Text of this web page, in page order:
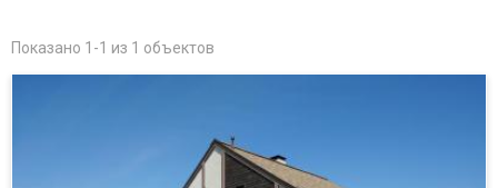
Показано 1-1 из 1 объектов